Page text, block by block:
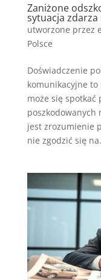
Zaniżone
sytuacja
utworzone przez
Polsce
Doświadczenie
komunikacyjne
może się spotkać
poszkodowanych
jest zrozumienie
nie zgodzić się